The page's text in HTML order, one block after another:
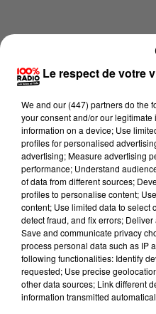
Lecture (1 min 14
100%
100% Radio l'agenda de
Le respect de votre
We and our (447) partnersdo the
your consent and/or our
information on a device; Use
profiles for personalised
advertising; Measure advertising
performance; Understand
of data from different sources;
profiles to personalise content;
content; Use limited data to select
detect fraud, and fix errors;
Save and communicate privacy
process personal data such as IP
following functionalities: Identify
requested; Use precise
other data sources; Link different
information transmitted